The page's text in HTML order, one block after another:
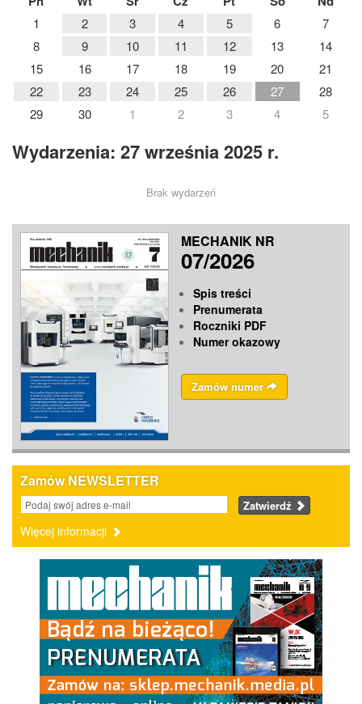
1 2 3 4 5 6
7
8
9 10 11 12 13
14
15
16 17 18 19 20
21
22
23 24 25 26 27
28
29
30 1 2 3 4 5
Wydarzenia: 27 września 2025 r.
Brak wydarzeń
MECHANIK NR
07/2026
Spis treści
Prenumerata
Roczniki PDF
Numer okazowy
Zamów numer
Zamów NEWSLETTER
Zatwierdź
Więcej informacji